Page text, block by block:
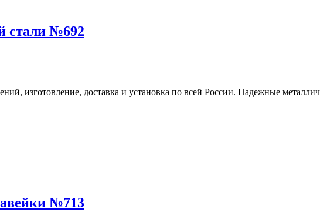
стали №692
№713